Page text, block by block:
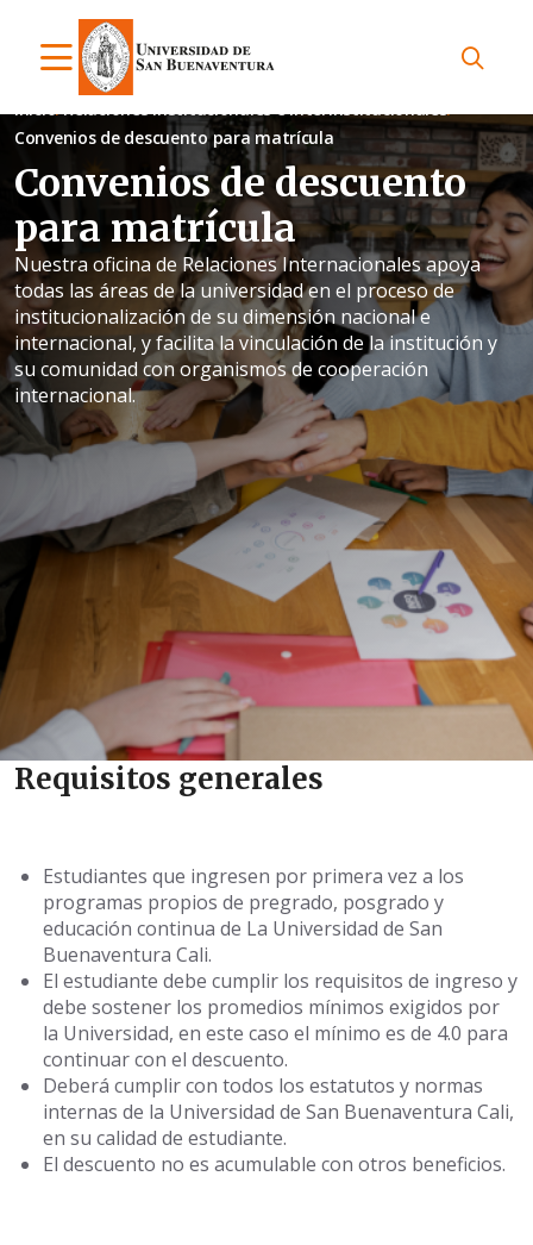
Inicio Relaciones Institucionales e Interinstitucionales
Convenios de descuento para matrícula
Convenios de descuento
para matrícula
Nuestra oficina de Relaciones Internacionales apoya
todas las áreas de la universidad en el proceso de
institucionalización de su dimensión nacional e
internacional, y facilita la vinculación de la institución y
su comunidad con organismos de cooperación
internacional.
Requisitos generales
Estudiantes que ingresen por primera vez a los
programas propios de pregrado, posgrado y
educación continua de La Universidad de San
Buenaventura Cali.
El estudiante debe cumplir los requisitos de ingreso y
debe sostener los promedios mínimos exigidos por
la Universidad, en este caso el mínimo es de 4.0 para
continuar con el descuento.
Deberá cumplir con todos los estatutos y normas
internas de la Universidad de San Buenaventura Cali,
en su calidad de estudiante.
El descuento no es acumulable con otros beneficios.